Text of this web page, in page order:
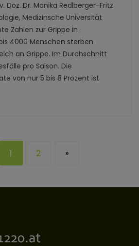
Doz. Dr. Monika Redlberger-Fritz
Medizinsche Universität
Zahlen zur Grippe in
4000 Menschen sterben
an Grippe. Im Durchschnitt
pro Saison. Die
von nur 5 bis 8 Prozent ist
1 2 »